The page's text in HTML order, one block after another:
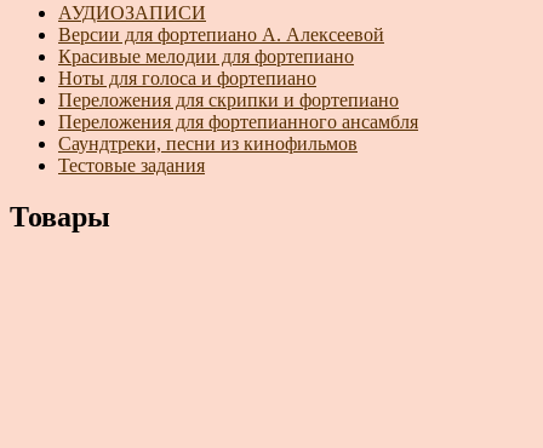
АУДИОЗАПИСИ
Версии для фортепиано А. Алексеевой
Красивые мелодии для фортепиано
Ноты для голоса и фортепиано
Переложения для скрипки и фортепиано
Переложения для фортепианного ансамбля
Саундтреки, песни из кинофильмов
Тестовые задания
Товары